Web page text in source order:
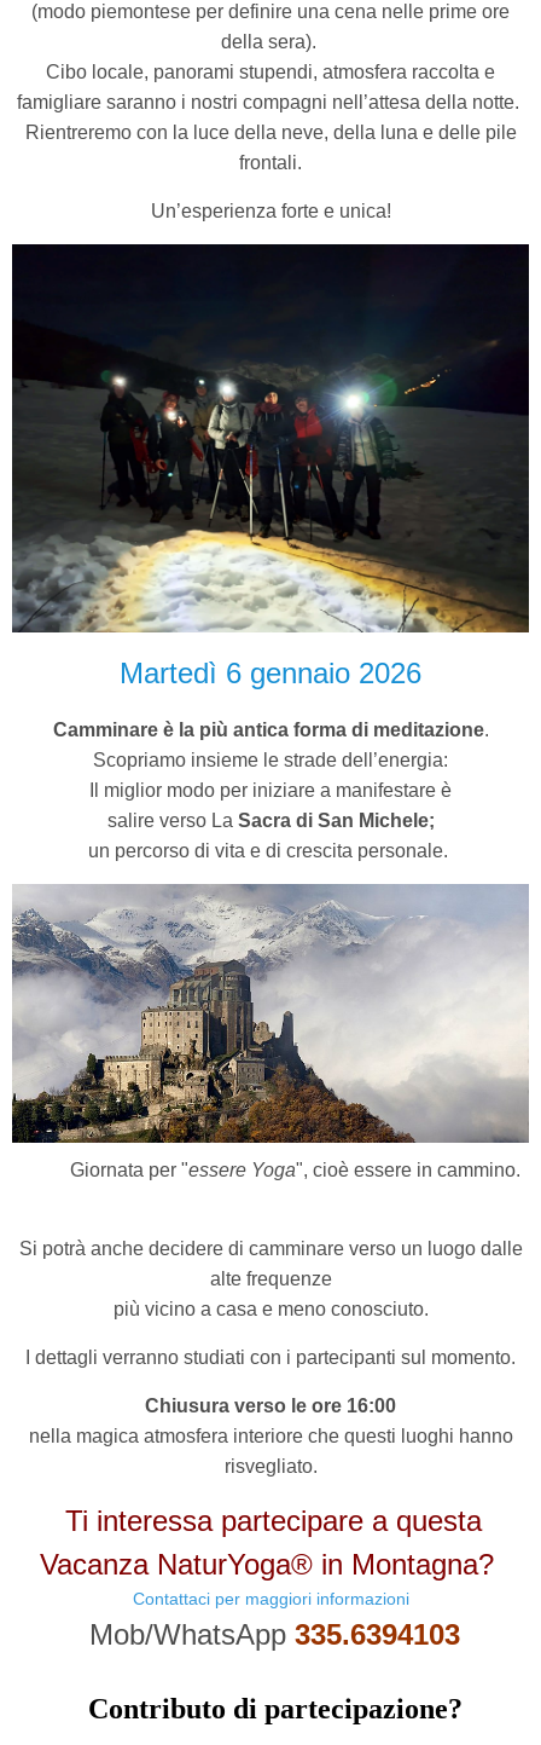
(modo piemontese per definire una cena nelle prime ore
della sera).
Cibo locale, panorami stupendi, atmosfera raccolta e
famigliare saranno i nostri compagni nell’attesa della notte.
Rientreremo con la luce della neve, della luna e delle pile
frontali.
Un’esperienza forte e unica!
Martedì 6 gennaio 2026
Camminare è la più antica forma di meditazione.
Scopriamo insieme le strade dell’energia:
Il miglior modo per iniziare a manifestare è
salire verso La Sacra di San Michele;
un percorso di vita e di crescita personale.
Giornata per "essere Yoga", cioè essere in cammino.
Si potrà anche decidere di camminare verso un luogo dalle
alte frequenze
più vicino a casa e meno conosciuto.
I dettagli verranno studiati con i partecipanti sul momento.
Chiusura verso le ore 16:00
nella magica atmosfera interiore che questi luoghi hanno
risvegliato.
Ti interessa partecipare a questa
Vacanza NaturYoga® in Montagna?
Contattaci per maggiori informazioni
Mob/WhatsApp 335.6394103
Contributo di partecipazione?